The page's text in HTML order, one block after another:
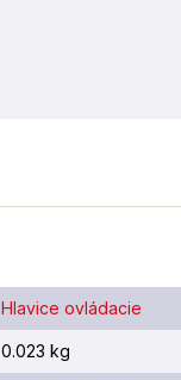
Hlavice ovládacie
0.023 kg